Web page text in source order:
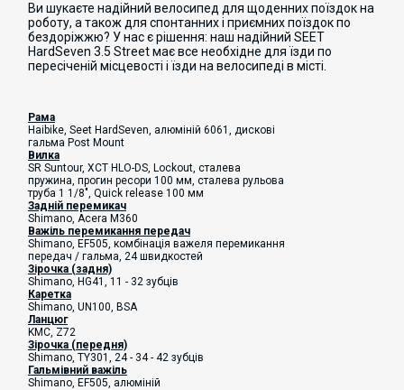
Ви шукаєте надійний велосипед для щоденнихпоїздокна
роботу, а також для спонтаннихі приємнихпоїздокпо
бездоріжжю? Унасєрішення: наш надійний SEET
HardSeven 3.5 Streetмаєвсе необхідне для їзди по
пересіченій місцевості і їзди на велосипеді в місті
Рама
Haibike, Seet HardSeven, алюміній 6061, дискові
гальма Post Mount
Вилка
SR Suntour, XCT HLO-DS, Lockout, сталева
пружина, прогин ресори 100 мм, сталева рульова
труба 1 1/8", Quick release 100 мм
Задній перемикач
Shimano, Acera M360
Важіль перемикання передач
Shimano, EF505, комбінація важеля перемикання
передач / гальма, 24 швидкостей
Зірочка (задня)
Shimano, HG41, 11 - 32 зубців
Каретка
Shimano, UN100, BSA
Ланцюг
KMC, Z72
Зірочка (передня)
Shimano, TY301, 24 - 34 - 42 зубців
Гальмівний важіль
Shimano, EF505, алюміній